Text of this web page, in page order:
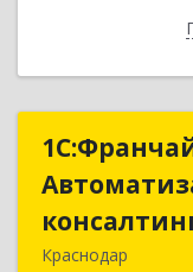
Краснодар